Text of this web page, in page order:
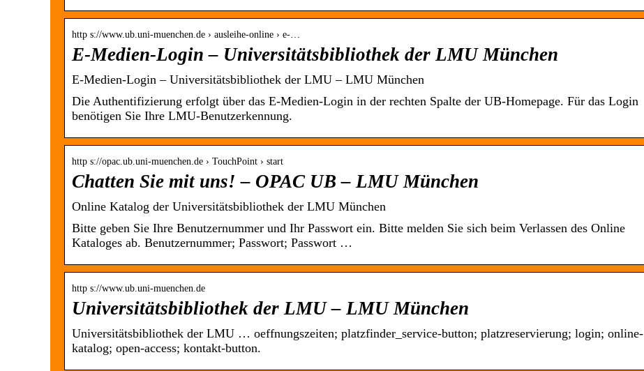
http s://www.ub.uni-muenchen.de › ausleihe-online › e-…
E-Medien-Login – Universitätsbibliothek der LMU München
E-Medien-Login – Universitätsbibliothek der LMU – LMU München
Die Authentifizierung erfolgt über das E-Medien-Login in der rechten Spalte der UB-Homepage. Für das Login
benötigen Sie Ihre LMU-Benutzerkennung.
http s://opac.ub.uni-muenchen.de › TouchPoint › start
Chatten Sie mit uns! – OPAC UB – LMU München
Online Katalog der Universitätsbibliothek der LMU München
Bitte geben Sie Ihre Benutzernummer und Ihr Passwort ein. Bitte melden Sie sich beim Verlassen des Online
Kataloges ab. Benutzernummer; Passwort; Passwort …
http s://www.ub.uni-muenchen.de
Universitätsbibliothek der LMU – LMU München
Universitätsbibliothek der LMU … oeffnungszeiten; platzfinder_service-button; platzreservierung; login; online-
katalog; open-access; kontakt-button.